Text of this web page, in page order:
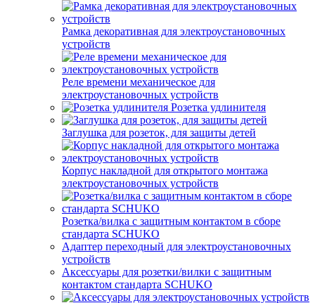
Рамка декоративная для электроустановочных
устройств
Реле времени механическое для
электроустановочных устройств
Розетка удлинителя
Заглушка для розеток, для защиты детей
Корпус накладной для открытого монтажа
электроустановочных устройств
Розетка/вилка с защитным контактом в сборе
стандарта SCHUKO
Адаптер переходный для электроустановочных
устройств
Аксессуары для розетки/вилки с защитным
контактом стандарта SCHUKO